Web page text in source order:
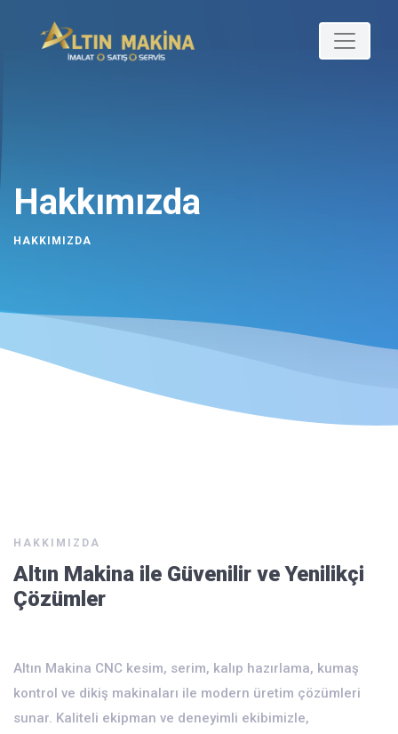
Hakkımızda
HAKKIMIZDA
HAKKIMIZDA
Altın Makina ile Güvenilir ve Yenilikçi
Çözümler
Altın Makina CNC kesim, serim, kalıp hazırlama, kumaş
kontrol ve dikiş makinaları ile modern üretim çözümleri
sunar. Kaliteli ekipman ve deneyimli ekibimizle,